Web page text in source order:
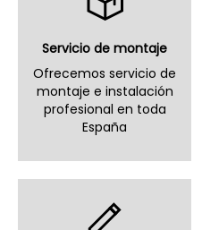
Servicio de montaje
Ofrecemos servicio de
montaje e instalación
profesional en toda
España